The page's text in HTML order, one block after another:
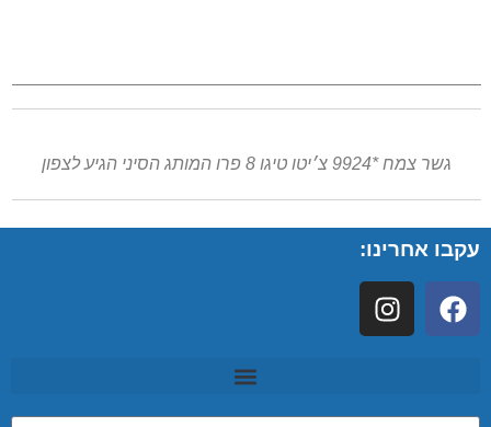
גשר צמח *9924 צ׳יטו טיגו 8 פרו המותג הסיני הגיע לצפון
עקבו אחרינו: